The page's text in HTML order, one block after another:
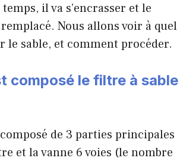
il va s’encrasser et le
Nous allons voir à quel
le sable, et comment procéder.
composé le filtre à sable
de 3 parties principales
et la vanne 6 voies (le nombre